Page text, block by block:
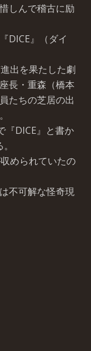
しんで稽古に励
DICE』（ダイ
出を果たした劇
長・重森（橋本
たちの芝居の出
『DICE』と書か
められていたの
不可解な怪奇現